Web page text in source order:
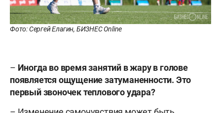
Фото: Сергей Елагин, БИЗНЕС Online
– Иногда во время занятий в жару в голове
появляется ощущение затуманенности. Это
первый звоночек теплового удара?